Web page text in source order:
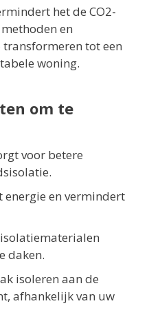
het de CO2-
en
tot een
woning.
om te
voor betere
en vermindert
daken.
isoleren aan de
afhankelijk van uw